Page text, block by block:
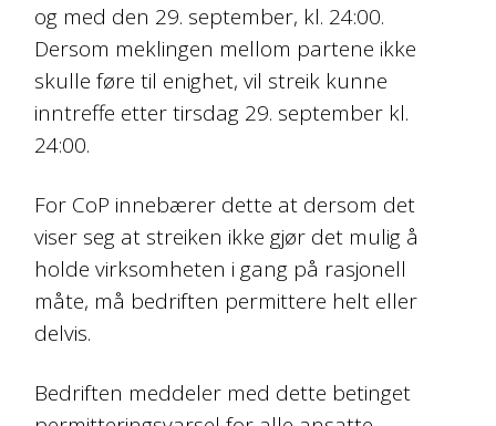
og med den 29. september, kl. 24:00.
Dersom meklingen mellom partene ikke
skulle føre til enighet, vil streik kunne
inntreffe etter tirsdag 29. september kl.
24:00.
For CoP innebærer dette at dersom det
viser seg at streiken ikke gjør det mulig å
holde virksomheten i gang på rasjonell
måte, må bedriften permittere helt eller
delvis.
Bedriften meddeler med dette betinget